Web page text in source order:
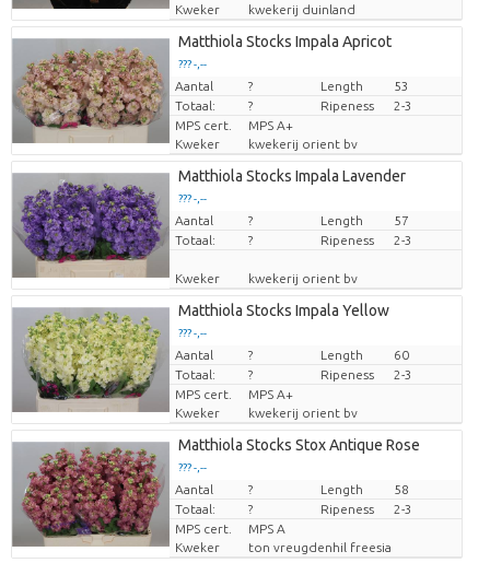
Kweker
kwekerij duinland
Matthiola Stocks Impala Apricot
??? -,--
Prijs per stuk
Aantal ? Length
53
Totaal:
? Ripeness
2-3
MPS cert.
MPS A+
Kweker
kwekerij orient bv
Matthiola Stocks Impala Lavender
??? -,--
Prijs per stuk
Aantal ? Length
57
Totaal:
? Ripeness 2-3
Kweker kwekerij orient bv
Matthiola Stocks Impala Yellow
??? -,--
Prijs per stuk
Aantal ? Length
60
Totaal:
? Ripeness
2-3
MPS cert.
MPS A+
Kweker
kwekerij orient bv
Matthiola Stocks Stox Antique Rose
??? -,--
Prijs per stuk
Aantal ? Length
58
Totaal:
? Ripeness
2-3
MPS cert.
MPS A
Kweker
ton vreugdenhil freesia